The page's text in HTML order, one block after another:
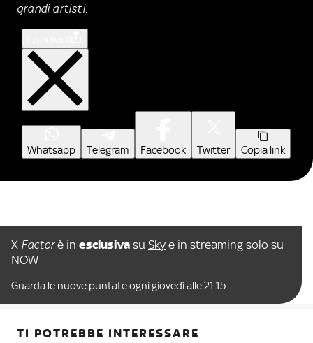
grandi artisti.
Whatsapp Telegram Facebook Twitter Copia link
X Factorè in esclusiva su Sky e in streaming solo su
NOW
Guarda le nuove puntate ogni giovedì alle 21.15
TI POTREBBE INTERESSARE